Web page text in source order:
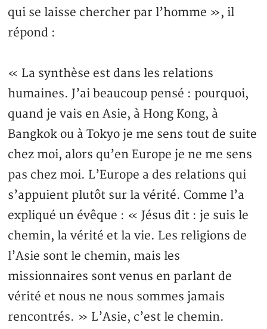
qui se laisse chercher par l’homme », il
répond :
« La synthèse est dans les relations
humaines. J’ai beaucoup pensé : pourquoi,
quand je vais en Asie, à Hong Kong, à
Bangkok ou à Tokyo je me sens tout de suite
chez moi, alors qu’en Europe je ne me sens
pas chez moi. L’Europe a des relations qui
s’appuient plutôt sur la vérité. Comme l’a
expliqué un évêque : « Jésus dit : je suis le
chemin, la vérité et la vie. Les religions de
l’Asie sont le chemin, mais les
missionnaires sont venus en parlant de
vérité et nous ne nous sommes jamais
rencontrés. » L’Asie, c’est le chemin.